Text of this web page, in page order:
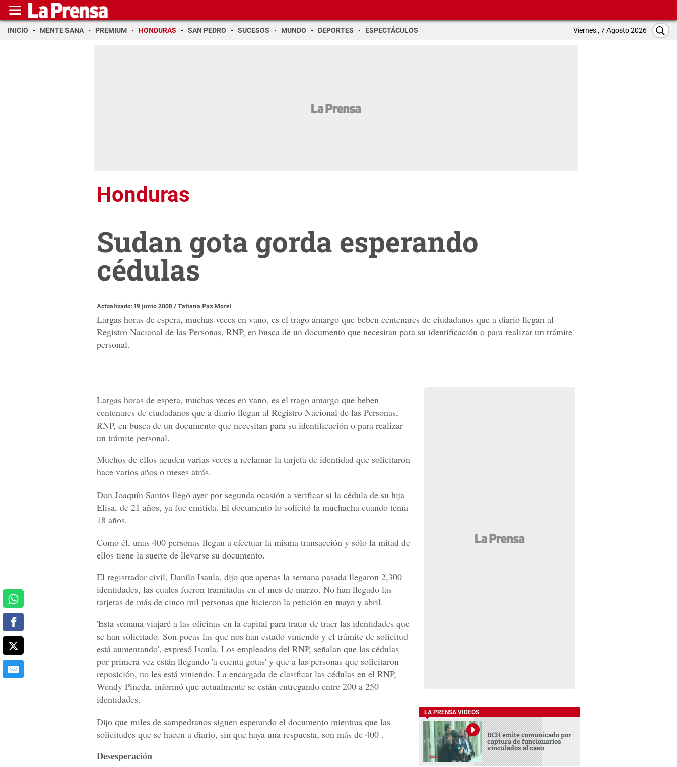
INICIO MENTE SANA PREMIUM HONDURAS SAN PEDRO SUCESOS MUNDO DEPORTES ESPECTÁCULOS Viernes , 7 Agosto 2026
Honduras
Sudan gota gorda esperando
cédulas
Actualizado: 19 junio 2008/Tatiana Paz Morel
Largas horas de espera, muchas veces en vano, es el trago amargo que beben centenares de ciudadanos que a diario llegan al
Registro Nacional de las Personas, RNP, en busca de un documento que necesitan para su identificación o para realizar un trámite
personal.
Largas horas de espera, muchas veces en vano, es el trago amargo que beben
centenares de ciudadanos que a diario llegan al Registro Nacional de las Personas,
RNP, en busca de un documento que necesitan para su identificación o para realizar
un trámite personal.
Muchos de ellos acuden varias veces a reclamar la tarjeta de identidad que solicitaron
hace varios años o meses atrás.
Don Joaquín Santos llegó ayer por segunda ocasión a verificar si la cédula de su hija
Elisa, de 21 años, ya fue emitida. El documento lo solicitó la muchacha cuando tenía
18 años.
Como él, unas 400 personas llegan a efectuar la misma transacción y sólo la mitad de
ellos tiene la suerte de llevarse su documento.
El registrador civil, Danilo Isaula, dijo que apenas la semana pasada llegaron 2,300
identidades, las cuales fueron tramitadas en el mes de marzo. No han llegado las
tarjetas de más de cinco mil personas que hicieron la petición en mayo y abril.
'Esta semana viajaré a las oficinas en la capital para tratar de traer las identidades que
se han solicitado. Son pocas las que nos han estado viniendo y el trámite de solicitud
está aumentando', expresó Isaula. Los empleados del RNP, señalan que las cédulas
por primera vez están llegando 'a cuenta gotas' y que a las personas que solicitaron
reposición, no les está viniendo. La encargada de clasificar las cédulas en el RNP,
Wendy Pineda, informó que actualmente se están entregando entre 200 a 250
identidades.
Dijo que miles de sampedranos siguen esperando el documento mientras que las
solicitudes que se hacen a diario, sin que haya una respuesta, son más de 400 .
Desesperación
LA PRENSA VIDEOS
BCH emite comunicado por
captura de funcionarios
vinculados al caso